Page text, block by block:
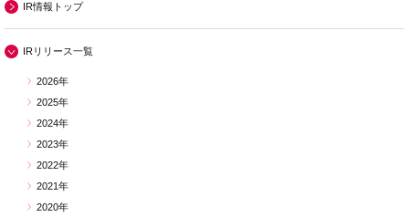
IR情報トップ
IRリリース一覧
2026年
2025年
2024年
2023年
2022年
2021年
2020年